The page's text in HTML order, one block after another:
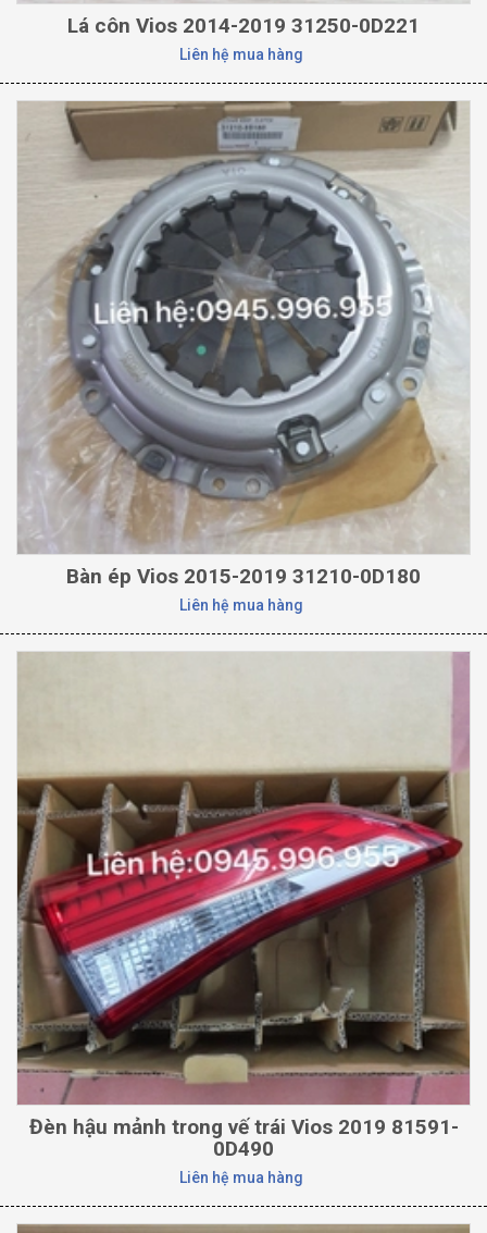
Lá côn Vios 2014-2019 31250-0D221
Liên hệ mua hàng
Bàn ép Vios 2015-2019 31210-0D180
Liên hệ mua hàng
Đèn hậu mảnh trong vế trái Vios 2019 81591-
0D490
Liên hệ mua hàng